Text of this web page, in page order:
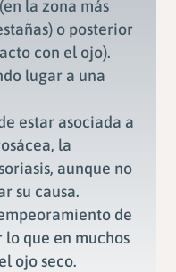
la zona más
o posterior
con el ojo).
lugar a una
estar asociada a
la
aunque no
su causa.
de
que en muchos
ojo seco.